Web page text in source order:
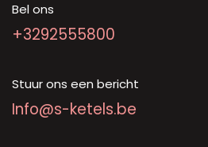
Bel ons
+3292555800
Stuur ons een bericht
Info@s-ketels.be